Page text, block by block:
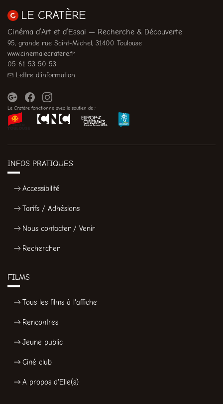
LE CRATÈRE
Cinéma d’Art et d’Essai — Recherche & Découverte
95, grande rue Saint-Michel, 31400 Toulouse
www.cinemalecratere.fr
05 61 53 50 53
Lettre d'information
Le Cratère fonctionne avec le soutien de :
INFOS PRATIQUES
Accessibilité
Tarifs / Adhésions
Nous contacter / Venir
Rechercher
FILMS
Tous les films à l'affiche
Rencontres
Jeune public
Ciné club
A propos d'Elle(s)